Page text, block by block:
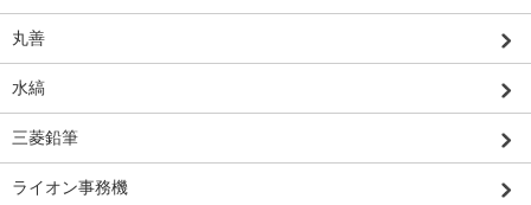
丸善
水縞
三菱鉛筆
ライオン事務機